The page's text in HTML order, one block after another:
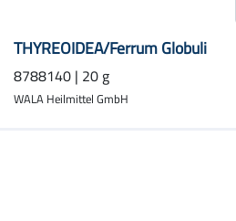
THYREOIDEA/Ferrum Globuli
8788140 | 20 g
WALA Heilmittel GmbH